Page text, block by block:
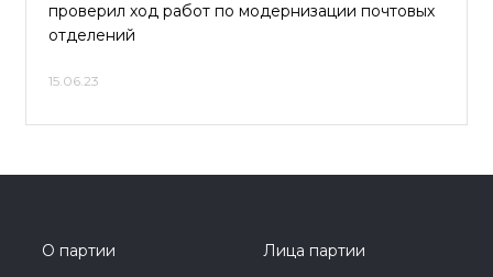
проверил ход работ по модернизации почтовых
отделений
15.06.23
О партии
Лица партии